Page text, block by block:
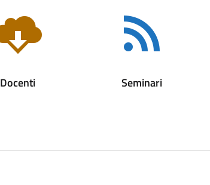
Docenti Seminari